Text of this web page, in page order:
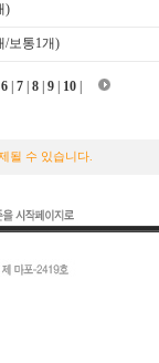
)
/보통1개)
6| 7| 8| 9| 10|
될 수 있습니다.